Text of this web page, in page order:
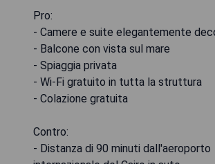
Pro:
- Camere e suite elegantemente
- Balcone con vista sul mare
- Spiaggia privata
- Wi-Fi gratuito in tutta la struttura
- Colazione gratuita
Contro:
- Distanza di 90 minuti dall'aeroporto